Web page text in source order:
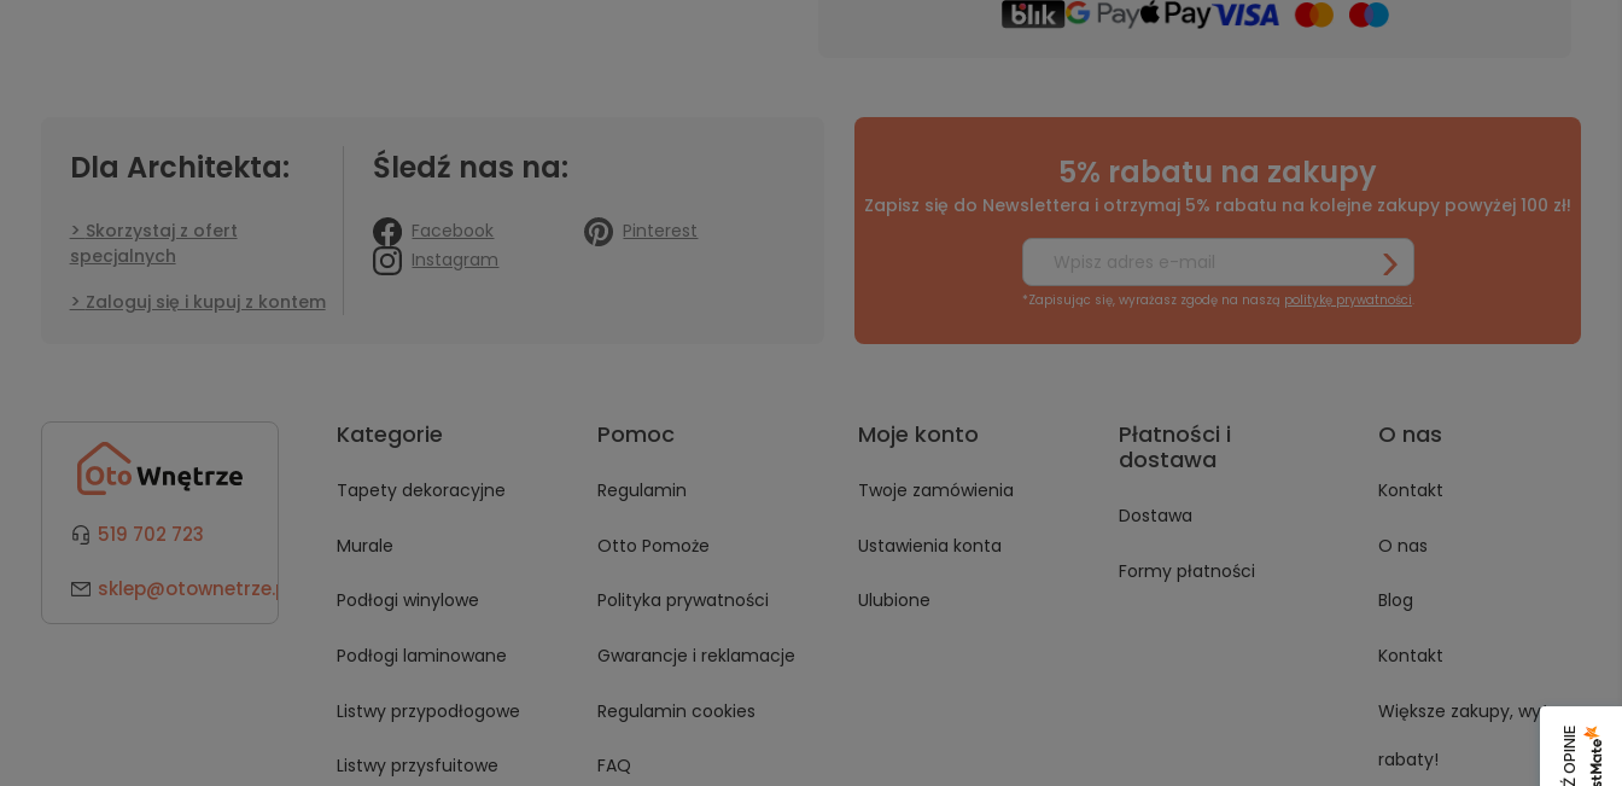
Dla Architekta:
Skorzystaj z ofert
specjalnych
Zaloguj się i kupuj z kontem
Śledź nas na:
Facebook
Pinterest
Instagram
5% rabatu na zakupy
Zapisz się do Newslettera i otrzymaj 5% rabatu na kolejne zakupy powyżej 100 zł!
*Zapisując się, wyrażasz zgodę na naszą politykę prywatności.
519 702 723
sklep@otownetrze.pl
Kategorie
Tapety dekoracyjne
Murale
Podłogi winylowe
Podłogi laminowane
Listwy przypodłogowe
Listwy przysfuitowe
Pomoc
Regulamin
Otto Pomoże
Polityka prywatności
Gwarancje i reklamacje
Regulamin cookies
FAQ
Moje konto
Twoje zamówienia
Ustawienia konta
Ulubione
Płatności i
dostawa
Dostawa
Formy płatności
O nas
Kontakt
O nas
Blog
Kontakt
Większe zakupy, wyższe
rabaty!